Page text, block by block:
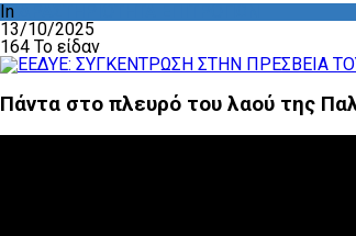
In
13/10/2025
164 Το είδαν
Πάντα στο πλευρό του λαού της